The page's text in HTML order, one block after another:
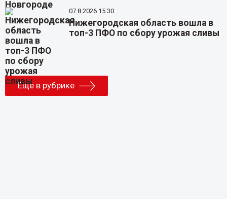
07.8.2026 15:30
Нижегородская область вошла в
топ-3 ПФО по сбору урожая сливы
Еще в рубрике